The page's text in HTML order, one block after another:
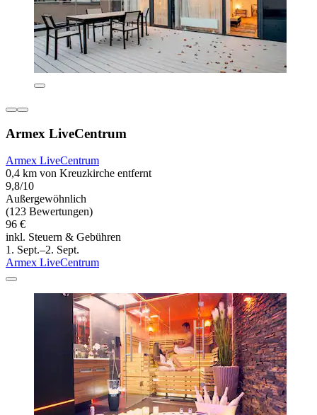
Armex LiveCentrum
Armex LiveCentrum
0,4 km von Kreuzkirche entfernt
9,8/10
Außergewöhnlich
(123 Bewertungen)
96 €
inkl. Steuern & Gebühren
1. Sept.–2. Sept.
Armex LiveCentrum